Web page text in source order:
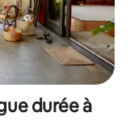
durée à